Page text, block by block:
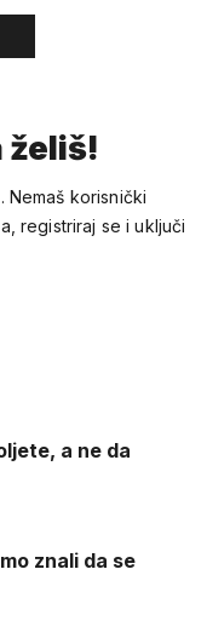
želiš!
Nemaš korisnički
registriraj se i uključi
a ne da
znali da se